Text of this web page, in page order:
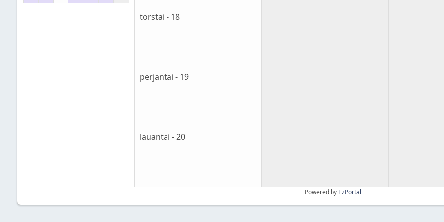
torstai - 18
perjantai - 19
lauantai - 20
Powered by EzPortal